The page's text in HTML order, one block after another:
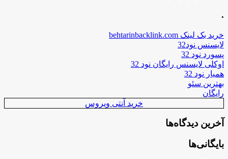
.
خرید بک لینک behtarinbacklink.com
لایسنس نود32
پسورد نود 32
اوکلی لایسنس رایگان نود 32
همیار نود 32
بهترین سئو
رایگان
خرید آنتی ویروس
آخرین دیدگاه‌ها
بایگانی‌ها